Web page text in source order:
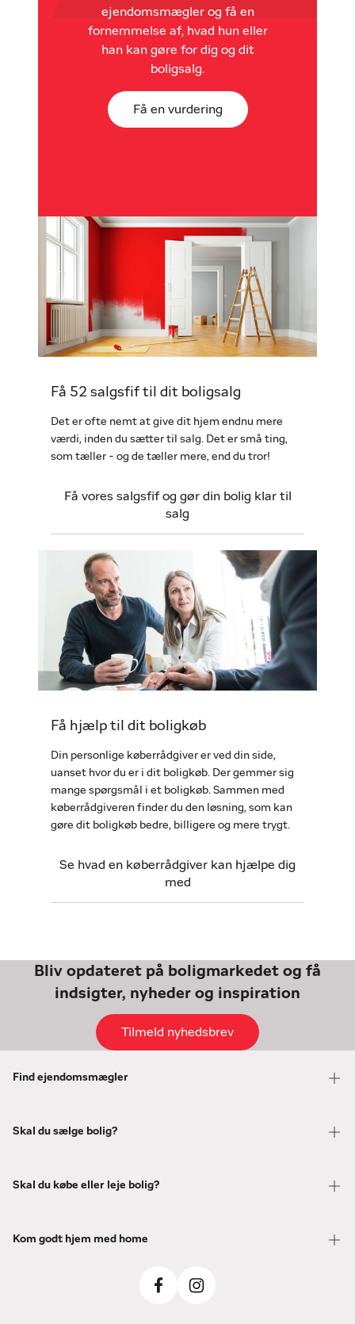
ejendomsmægler og få en
fornemmelse af, hvad hun eller
han kan gøre for dig og dit
boligsalg.
Få en vurdering
Få 52 salgsfif til dit boligsalg
Det er ofte nemt at give dit hjem endnu mere
værdi, inden du sætter til salg. Det er små ting,
som tæller - og de tæller mere, end du tror!
Få vores salgsfif og gør din bolig klar til
salg
Få hjælp til dit boligkøb
Din personlige køberrådgiver er ved din side,
uanset hvor du er i dit boligkøb. Der gemmer sig
mange spørgsmål i et boligkøb. Sammen med
køberrådgiveren finder du den løsning, som kan
gøre dit boligkøb bedre, billigere og mere trygt.
Se hvad en køberrådgiver kan hjælpe dig
med
Bliv opdateret på boligmarkedet og få
indsigter, nyheder og inspiration
Tilmeld nyhedsbrev
Find ejendomsmægler
Skal du sælge bolig?
Skal du købe eller leje bolig?
Kom godt hjem med home